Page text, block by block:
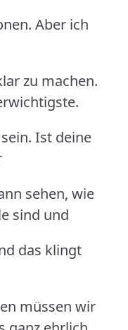
Aber ich
zu machen.
Ist deine
sehen, wie
sind und
das klingt
müssen wir